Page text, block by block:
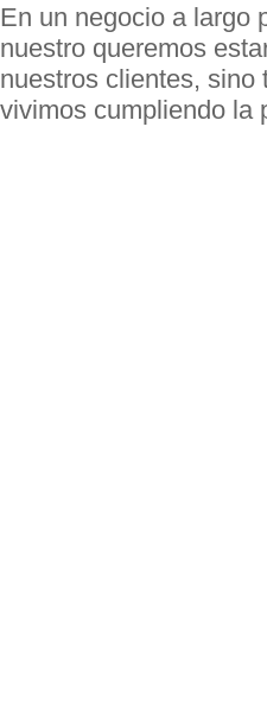
En un negocio a largo
nuestro queremos
nuestros clientes, sino
vivimos cumpliendo la